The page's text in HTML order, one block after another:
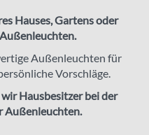
Hauses, Gartens oder
Außenleuchten für
Vorschläge.
Hausbesitzer bei der
Außenleuchten.